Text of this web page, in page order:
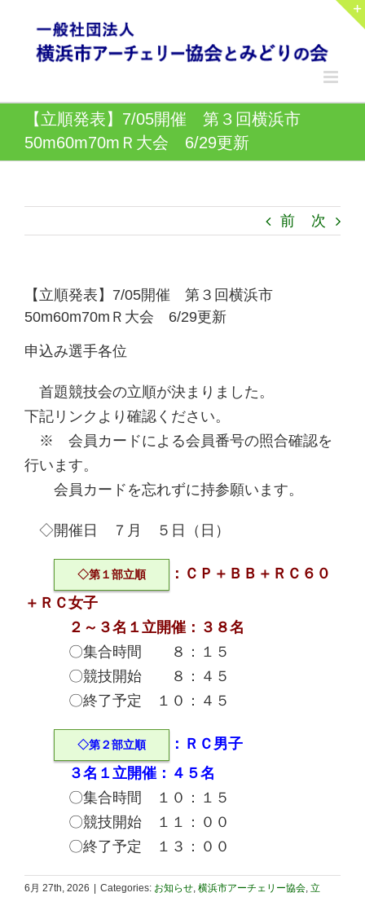
content
【立順発表】7/05開催 第３回横浜市
50m60m70mＲ大会 6/29更新
前 次
【立順発表】7/05開催 第３回横浜市
50m60m70mＲ大会 6/29更新
申込み選手各位
首題競技会の立順が決まりました。
下記リンクより確認ください。
※ 会員カードによる会員番号の照合確認を
行います。
会員カードを忘れずに持参願います。
◇開催日 ７月 ５日（日）
◇第１部立順
：ＣＰ＋ＢＢ＋ＲＣ６０
＋ＲＣ女子
２～３名１立開催：３８名
〇集合時間 ８：１５
〇競技開始 ８：４５
〇終了予定 １０：４５
◇第２部立順
：ＲＣ男子
３名１立開催：４５名
〇集合時間 １０：１５
〇競技開始 １１：００
〇終了予定 １３：００
6月 27th, 2026 | Categories: お知らせ 横浜市アーチェリー協会 立